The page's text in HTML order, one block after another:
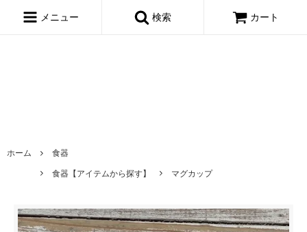
{dataLayer.push(arguments);} gtag('js', new Date()); gtag('config',
メニュー 検索 カート
ホーム
食器
食器【アイテムから探す】
マグカップ